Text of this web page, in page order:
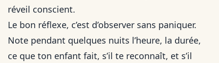
réveil conscient.
Le bon réflexe, c’est d’observer sans paniquer.
Note pendant quelques nuits l’heure, la durée,
ce que ton enfant fait, s’il te reconnaît, et s’il